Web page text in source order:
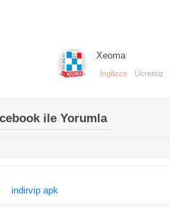
Xeoma
İngilizce Ücretsiz
ile Yorumla
indirvip apk